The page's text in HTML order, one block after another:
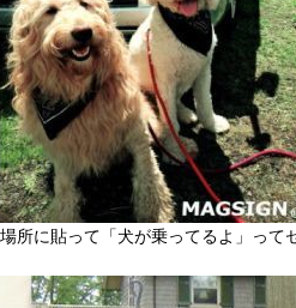
所に貼って「犬が乗ってるよ」って